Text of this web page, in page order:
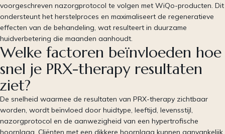
voorgeschreven nazorgprotocol te volgen met WiQo-producten. Dit
ondersteunt het herstelproces en maximaliseert de regeneratieve
effecten van de behandeling, wat resulteert in duurzame
huidverbetering die maanden aanhoudt.
Welke factoren beïnvloeden hoe
snel je PRX-therapy resultaten
ziet?
De snelheid waarmee de resultaten van PRX-therapy zichtbaar
worden, wordt beïnvloed door huidtype, leeftijd, levensstijl,
nazorgprotocol en de aanwezigheid van een hypertrofische
hoornlaag. Cliënten met een dikkere hoornlaag kunnen aanvankelijk